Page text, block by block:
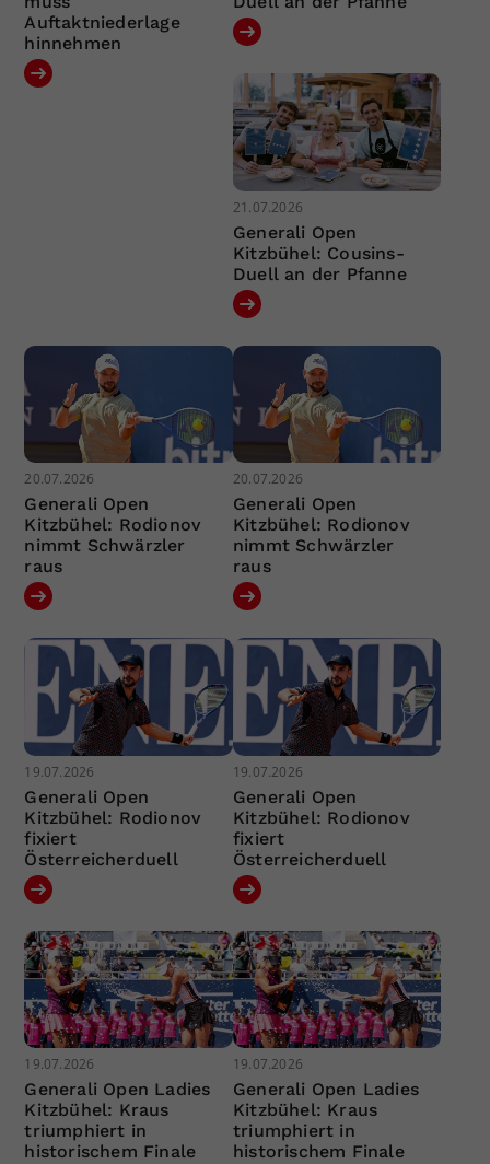
Auftaktniederlage
hinnehmen
21.07.2026
Generali Open
Kitzbühel: Cousins-
Duell an der Pfanne
20.07.2026
Generali Open
Kitzbühel: Rodionov
nimmt Schwärzler
raus
20.07.2026
Generali Open
Kitzbühel: Rodionov
nimmt Schwärzler
raus
19.07.2026
Generali Open
Kitzbühel: Rodionov
fixiert
Österreicherduell
19.07.2026
Generali Open
Kitzbühel: Rodionov
fixiert
Österreicherduell
19.07.2026
Generali Open Ladies
Kitzbühel: Kraus
triumphiert in
historischem Finale
19.07.2026
Generali Open Ladies
Kitzbühel: Kraus
triumphiert in
historischem Finale